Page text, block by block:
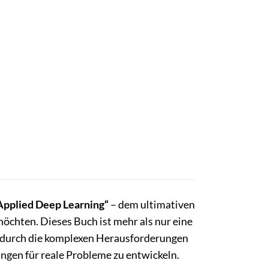
Deep Learning“– dem ultimativen
Dieses Buch ist mehr als nur eine
die komplexen Herausforderungen
für reale Probleme zu entwickeln.